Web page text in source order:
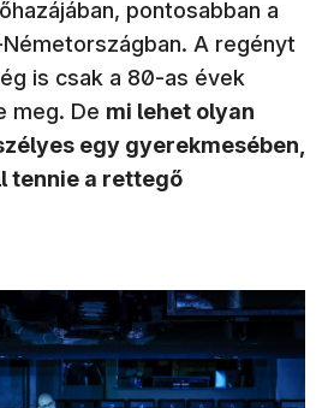
pontosabban a
A regényt
is csak a 80-as évek
meg. De mi lehet olyan
egy gyerekmesében,
tennie a rettegő